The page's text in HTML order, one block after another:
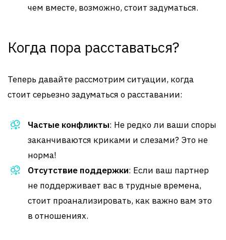
чем вместе, возможно, стоит задуматься.
Когда пора расставаться?
Теперь давайте рассмотрим ситуации, когда
стоит серьезно задуматься о расставании:
Частые конфликты: Не редко ли ваши споры
заканчиваются криками и слезами? Это не
норма!
Отсутствие поддержки: Если ваш партнер
не поддерживает вас в трудные времена,
стоит проанализировать, как важно вам это
в отношениях.